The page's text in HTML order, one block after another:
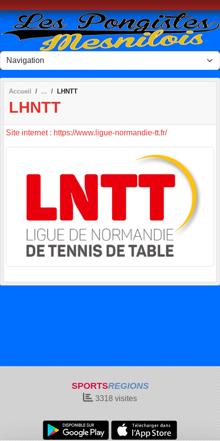
Accueil LHNTT
LHNTT
Site internet : https://www.ligue-normandie-tt.fr/
SPORTSREGIONS
3318 visites